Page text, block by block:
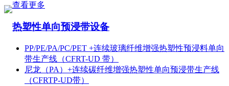
查看更多
热塑性单向预浸带设备
PP/PE/PA/PC/PET +连续玻璃纤维增强热塑性预浸料单向
带生产线（CFRT-UD 带）
尼龙（PA）+连续碳纤维增强热塑性单向预浸带生产线
（CFRTP-UD带）